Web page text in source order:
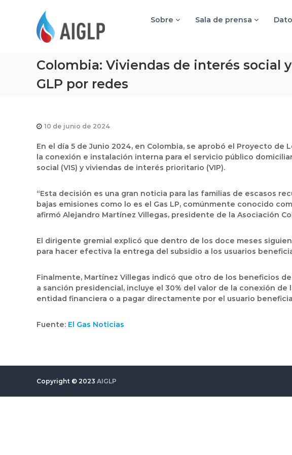
Sobre Sala de prensa
Colombia: Viviendas de interés social
GLP por redes
10 de junio de 2024
En el día 5 de Junio 2024, en Colombia, se aprobó el Proyecto de
la conexión e instalación interna para el servicio público
social (VIS) y viviendas de interés prioritario (VIP).
“Esta decisión es una gran noticia para las familias de escasos
bajas emisiones como lo es el Gas LP, comúnmente conocido
afirmó Alejandro Martínez Villegas, presidente de la Asociación
El dirigente gremial explicó que dentro de los doce meses
para hacer efectiva la entrega del subsidio a los usuarios
Finalmente, Martínez Villegas indicó que otro de los beneficios
a sanción presidencial, incluye el 30% del valor de la conexión
entidad financiera o a pagar directamente por el usuario
Fuente: El Gas Noticias
Copyright © 2023 AIGLP